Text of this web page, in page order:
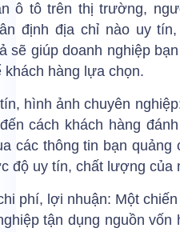
ô tô trên thị trường,
định địa chỉ nào uy
sẽ giúp doanh nghiệp
khách hàng lựa chọn.
hình ảnh chuyên
cách khách hàng
các thông tin bạn
độ uy tín, chất lượng của
phí, lợi nhuận: Một
tận dụng nguồn